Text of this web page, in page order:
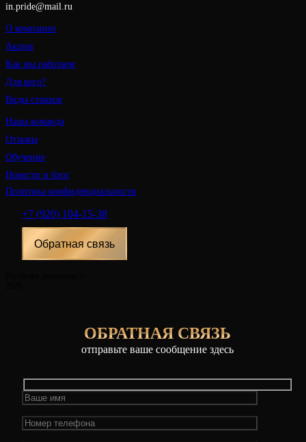
in.pride@mail.ru
О компании
Акции
Как мы работаем
Для кого?
Виды станков
Наша команда
Отзывы
Обучение
Новости и блог
Политика конфиденциальности
+7 (920) 104-15-38
Обратная связь
ОБРАТНАЯ СВЯЗЬ
отправьте ваше сообщение здесь